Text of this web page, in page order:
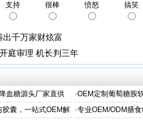
支持 很棒 愤怒 搞笑
千万家财炫富
庭审理 机长判三年
血糖源头厂家直供 ·OEM定制葡萄糖胺
囊，一站式OEM解
·专业OEM/ODM膳